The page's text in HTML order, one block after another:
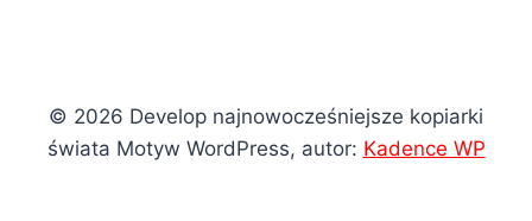
© 2026 Develop najnowocześniejsze kopiarki
świata Motyw WordPress, autor: Kadence WP